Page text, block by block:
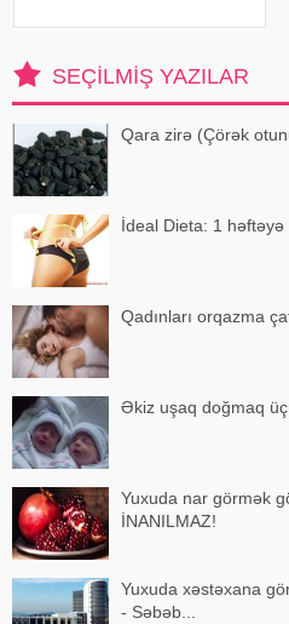
SEÇILMIŞ YAZILAR
Qara zirə (Çörək
İdeal Dieta: 1 həftəyə
Qadınları orqazma
Əkiz uşaq doğmaq
Yuxuda nar görmək
İNANILMAZ!
Yuxuda xəstəxana
- Səbəb...